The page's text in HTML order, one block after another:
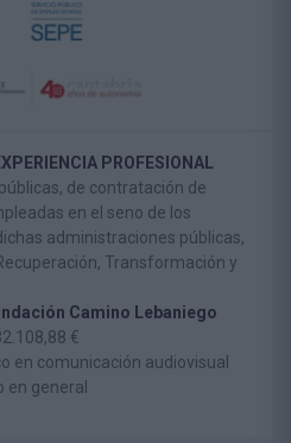
PROFESIONAL
de contratación de
en el seno de los
administraciones públicas,
Transformación y
Camino Lebaniego
€
en comunicación audiovisual
en general